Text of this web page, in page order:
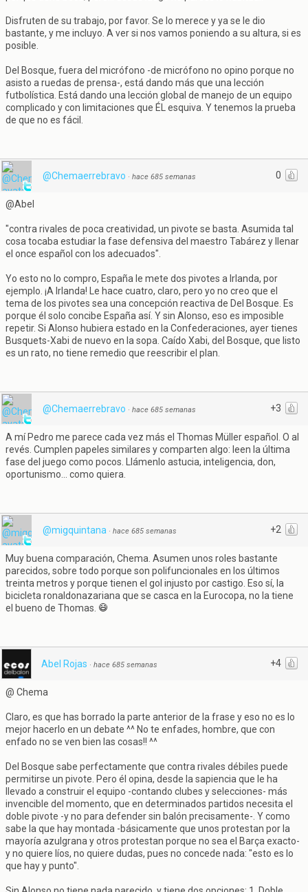
Disfruten de su trabajo, por favor. Se lo merece y ya se le dio
bastante, y me incluyo. A ver si nos vamos poniendo a su altura, si es
posible.
Del Bosque, fuera del micrófono -de micrófono no opino porque no
asisto a ruedas de prensa-, está dando más que una lección
futbolística. Está dando una lección global de manejo de un equipo
complicado y con limitaciones que ÉL esquiva. Y tenemos la prueba
de que no es fácil.
0
@Chemaerrebravo · hace 685 semanas
@Abel
"contra rivales de poca creatividad, un pivote se basta. Asumida tal
cosa tocaba estudiar la fase defensiva del maestro Tabárez y llenar
el once español con los adecuados".
Yo esto no lo compro, España le mete dos pivotes a Irlanda, por
ejemplo. ¡A Irlanda! Le hace cuatro, claro, pero yo no creo que el
tema de los pivotes sea una concepción reactiva de Del Bosque. Es
porque él solo concibe España así. Y sin Alonso, eso es imposible
repetir. Si Alonso hubiera estado en la Confederaciones, ayer tienes
Busquets-Xabi de nuevo en la sopa. Caído Xabi, del Bosque, que listo
es un rato, no tiene remedio que reescribir el plan.
+3
@Chemaerrebravo · hace 685 semanas
A mí Pedro me parece cada vez más el Thomas Müller español. O al
revés. Cumplen papeles similares y comparten algo: leen la última
fase del juego como pocos. Llámenlo astucia, inteligencia, don,
oportunismo... como quiera.
+2
@migquintana · hace 685 semanas
Muy buena comparación, Chema. Asumen unos roles bastante
parecidos, sobre todo porque son polifuncionales en los últimos
treinta metros y porque tienen el gol injusto por castigo. Eso sí, la
bicicleta ronaldonazariana que se casca en la Eurocopa, no la tiene
el bueno de Thomas.
+4
Abel Rojas · hace 685 semanas
@ Chema
Claro, es que has borrado la parte anterior de la frase y eso no es lo
mejor hacerlo en un debate ^^ No te enfades, hombre, que con
enfado no se ven bien las cosas!! ^^
Del Bosque sabe perfectamente que contra rivales débiles puede
permitirse un pivote. Pero él opina, desde la sapiencia que le ha
llevado a construir el equipo -contando clubes y selecciones- más
invencible del momento, que en determinados partidos necesita el
doble pivote -y no para defender sin balón precisamente-. Y como
sabe la que hay montada -básicamente que unos protestan por la
mayoría azulgrana y otros protestan porque no sea el Barça exacto-
y no quiere líos, no quiere dudas, pues no concede nada: "esto es lo
que hay y punto".